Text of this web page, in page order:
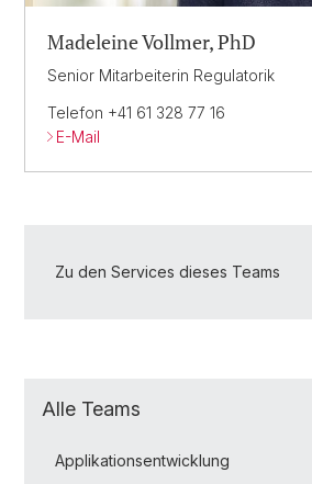
Madeleine Vollmer, PhD
Senior Mitarbeiterin Regulatorik
Telefon +41 61 328 77 16
E-Mail
Zu den Services dieses Teams
Alle Teams
Applikationsentwicklung